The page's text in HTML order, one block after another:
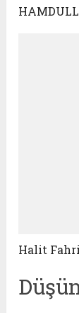
Halit